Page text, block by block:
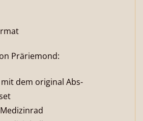
Präriemond:
dem original Abs-